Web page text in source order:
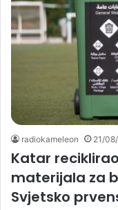
radiokameleon 21/
Katar
materijala za
Svjetsko